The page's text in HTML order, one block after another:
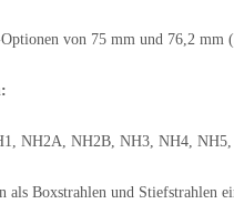
von 75 mm und 76,2 mm
NH2A, NH2B, NH3, NH4, NH5,
als Boxstrahlen und Stiefstrahlen